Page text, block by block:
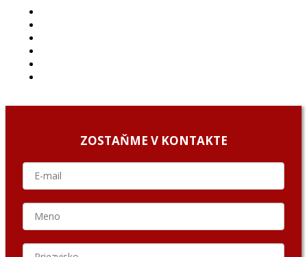
ZOSTAŇME V KONTAKTE